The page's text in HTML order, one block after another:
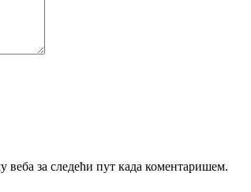
веба за следећи пут када коментаришем.